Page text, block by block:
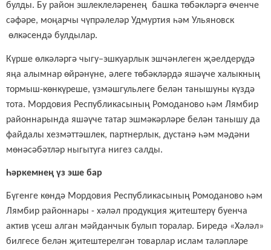
булды. Бу район эшлеклеләренең башка төбәкләргә өченче
сәфәре, моңарчы чүпрәлеләр Удмуртия һәм Ульяновск
өлкәсендә булдылар.
Күрше өлкәләргә чыгу–эшкуарлык эшчәнлеген җәелдерүдә
яңа алымнар өйрәнүне, әлеге төбәкләрдә яшәүче халыкның
тормыш-көнкүреше, үзмәшгульлеге белән танышуны күздә
тота. Мордовия Республикасының Ромоданово һәм Лямбир
районнарында яшәүче татар эшмәкәрләре белән танышу да
файдалы хезмәттәшлек, партнерлык, дустанә һәм мәдәни
мөнәсәбәтләр ныгытуга нигез салды.
Һәркемнең үз эше бар
Бүгенге көндә Мордовия Республикасының Ромоданово һәм
Лямбир районнары - хәләл продукция җитештерү буенча
актив үсеш алган мәйданчык булып торалар. Биредә «Хәләл»
билгесе белән җитештерелгән товарлар ислам таләпләре